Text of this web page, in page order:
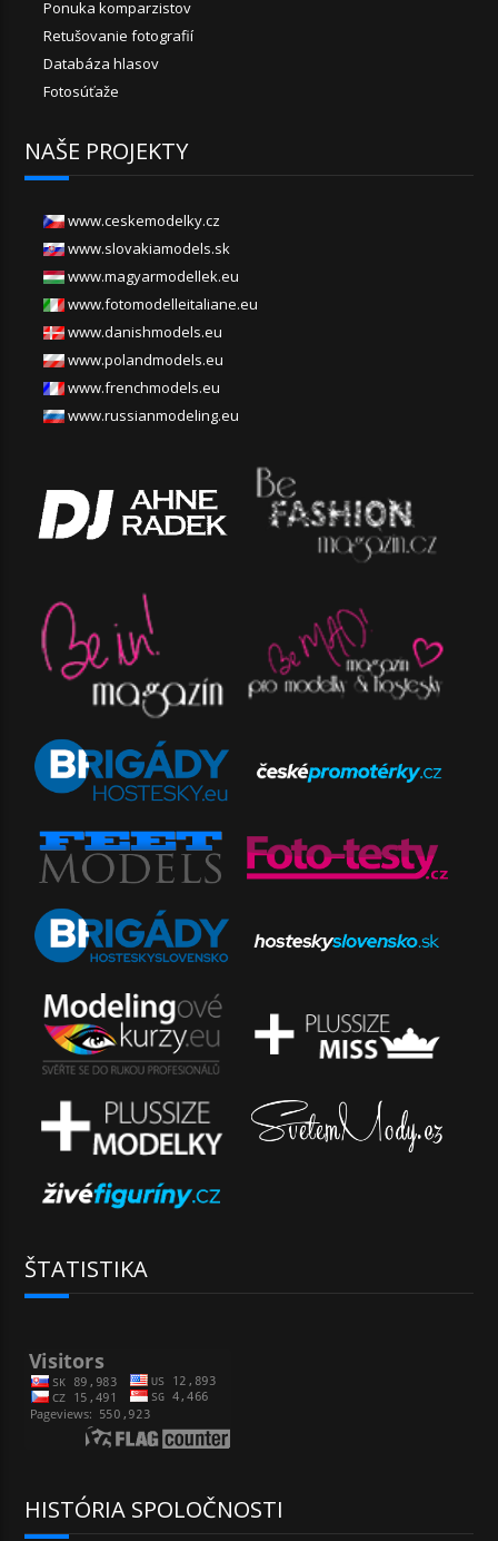
Ponuka komparzistov
Retušovanie fotografií
Databáza hlasov
Fotosúťaže
NAŠE PROJEKTY
www.ceskemodelky.cz
www.slovakiamodels.sk
www.magyarmodellek.eu
www.fotomodelleitaliane.eu
www.danishmodels.eu
www.polandmodels.eu
www.frenchmodels.eu
www.russianmodeling.eu
ŠTATISTIKA
HISTÓRIA SPOLOČNOSTI